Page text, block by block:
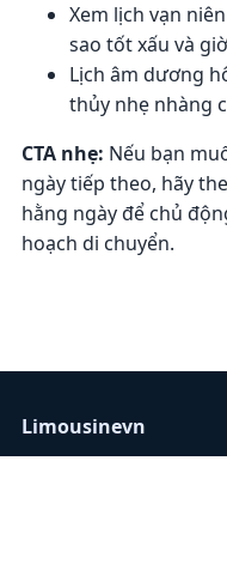
Xem lịch vạn
sao tốt xấu và
Lịch âm dương
thủy nhẹ nhàng
CTA nhẹ: Nếu bạn
ngày tiếp theo, hãy
hằng ngày để chủ
hoạch di chuyển.
Limousinevn